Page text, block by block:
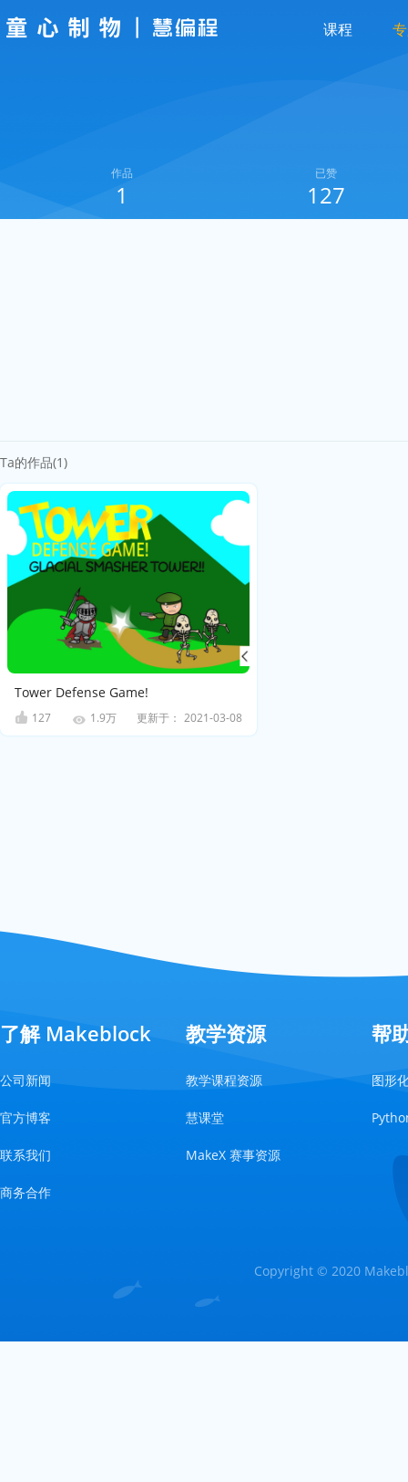
课程
作品
1
已赞
127
Ta的作品(1)
Tower Defense Game!
127 1.9万 更新于： 2021-03-08
了解 Makeblock
公司新闻
官方博客
联系我们
商务合作
教学资源
教学课程资源
慧课堂
MakeX 赛事资源
帮
图形
Copyright © 2020